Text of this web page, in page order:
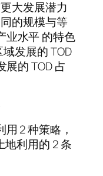
大发展潜力
的规模与等
业水平 的特色
发展的 TOD
展的 TOD 占
2 种策略，
地利用的 2 条